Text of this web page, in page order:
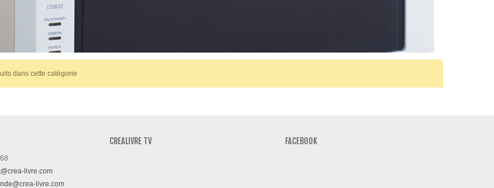
dans cette catégorie
livre.com
livre.com
CREALIVRE TV FACEBOOK